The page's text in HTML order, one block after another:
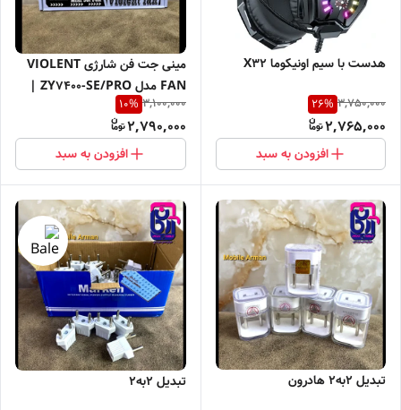
هدست با سیم اونیکوما X32
3,750,000
26%
2,765,000
افزودن به سبد
مینی جت فن شارژی VIOLENT
FAN مدل ZY7400-SE/PRO |
دمنده و مکنده توربو براشلس
3,100,000
10%
2,790,000
افزودن به سبد
تبدیل 2به2 هادرون تبدیل 2به2